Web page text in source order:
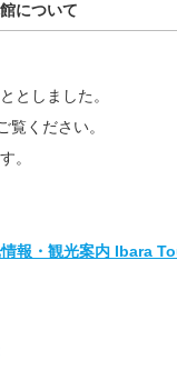
について
としました。
ください。
。
報・観光案内 Ibara